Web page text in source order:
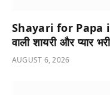
Shayari for Papa
वाली शायरी और प्यार
AUGUST 6, 2026